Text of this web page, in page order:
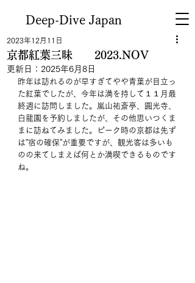
Deep-Dive Japan
京都紅葉三昧 2023.NOV
2023年12月11日
更新日： 2025年6月8日
昨年は訪れるのが早すぎてやや青葉が目立っ
た紅葉でしたが、今年は満を持して１１月最
終週に訪問しました。嵐山祐斎亭、圓光寺、
白龍園を予約しましたが、その他思いつくま
まに訪ねてみました。ピーク時の京都は先ず
は”宿の確保”が重要ですが、観光客は多いも
のの来てしまえば何とか満喫できるものです
ね。